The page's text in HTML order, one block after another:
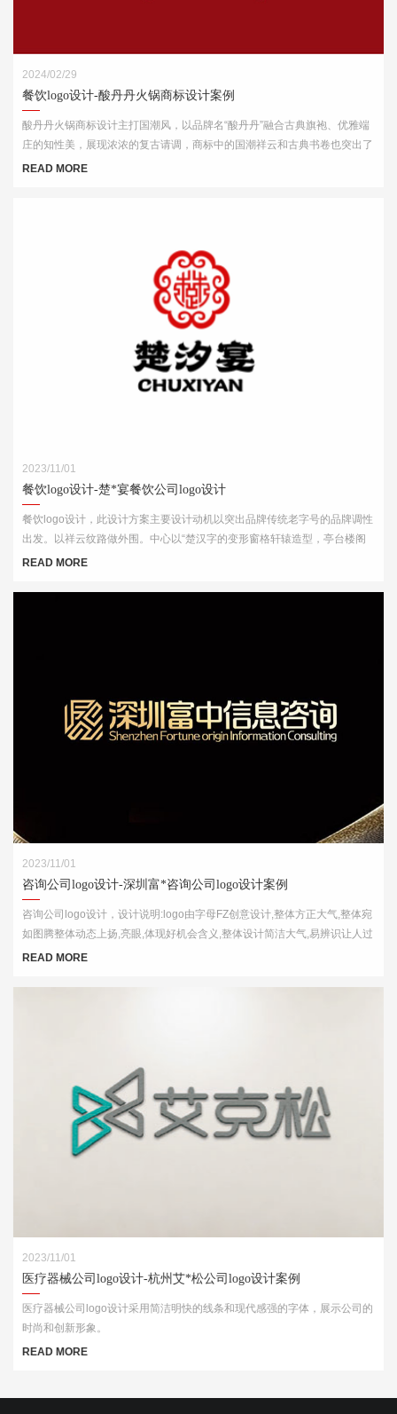
2024/02/29
餐饮logo设计-酸丹丹火锅商标设计案例
酸丹丹火锅商标设计主打国潮风，以品牌名“酸丹丹”融合古典旗袍、优雅端
庄的知性美，展现浓浓的复古请调，商标中的国潮祥云和古典书卷也突出了
中式元素，“祥云”又代表了吉祥，喜庆，幸福，更有人间烟火的气息，象征
READ MORE
2023/11/01
餐饮logo设计-楚*宴餐饮公司logo设计
餐饮logo设计，此设计方案主要设计动机以突出品牌传统老字号的品牌调性
出发。以祥云纹路做外围。中心以“楚汉字的变形窗格轩辕造型，亭台楼阁
酒肆的视觉印象，链接企业的行业特征
READ MORE
2023/11/01
咨询公司logo设计-深圳富*咨询公司logo设计案例
咨询公司logo设计，设计说明:logo由字母FZ创意设计,整体方正大气,整体宛
如图腾整体动态上扬,亮眼,体现好机会含义,整体设计简洁大气,易辨识让人过
目不忘
READ MORE
2023/11/01
医疗器械公司logo设计-杭州艾*松公司logo设计案例
医疗器械公司logo设计采用简洁明快的线条和现代感强的字体，展示公司的
时尚和创新形象。
READ MORE